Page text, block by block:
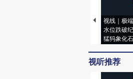
视线｜极
水位跌破
猛犸象化
视听推荐